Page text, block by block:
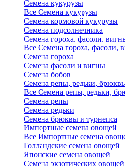
Семена кукурузы
Все Семена кукурузы
Семена кормовой кукурузы
Семена подсолнечника
Семена гороха, фасоли,
Все Семена гороха, фасоли,
Семена гороха
Семена фасоли и вигны
Семена бобов
Семена репы, редьки,
Все Семена репы, редьки,
Семена репы
Семена редьки
Семена брюквы и турнепса
Импортные семена овощей
Все Импортные семена
Голландские семена овощей
Японские семена овощей
Семена экзотических овощей